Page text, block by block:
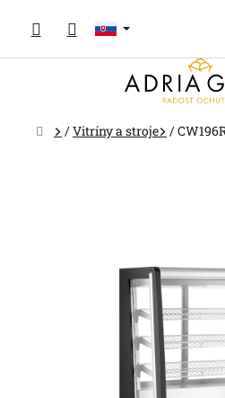
obsah
Domov
/Vitríny a stroje /